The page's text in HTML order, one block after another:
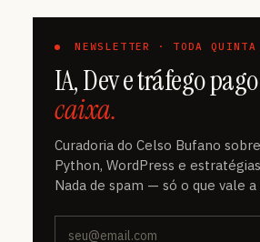
NEWSLETTER · TODA QUINTA
IA, Dev e tráfego
caixa.
Curadoria do Celso Bufano
Python, WordPress e
Nada de spam — só o que vale